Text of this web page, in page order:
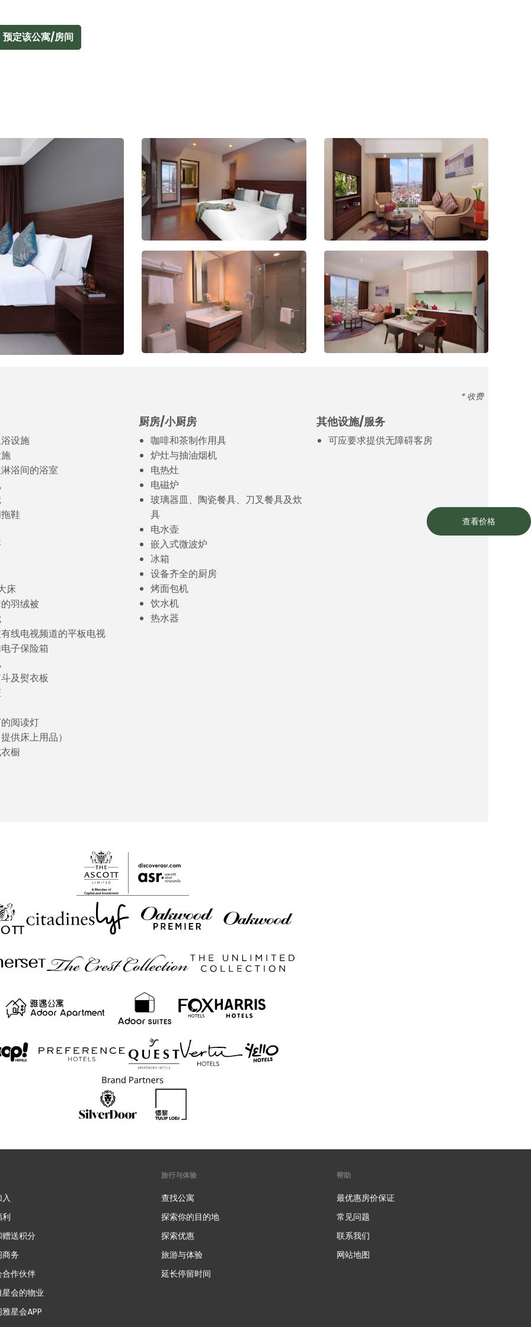
查看价格
预定该公寓/房间
* 收费
设施
浴间的浴室
鞋
床
羽绒被
线电视频道的平板电视
子保险箱
及熨衣板
阅读灯
供床上用品）
橱
厨房/小厨房
咖啡和茶制作用具
炉灶与抽油烟机
电热灶
电磁炉
玻璃器皿、陶瓷餐具、刀叉餐具及炊
具
电水壶
嵌入式微波炉
冰箱
设备齐全的厨房
烤面包机
饮水机
热水器
其他设施/服务
可应要求提供无障碍客房
送积分
务
作伙伴
会的物业
星会APP
旅行与体验
查找公寓
探索你的目的地
探索优惠
旅游与体验
延长停留时间
帮助
最优惠房价保证
常见问题
联系我们
网站地图